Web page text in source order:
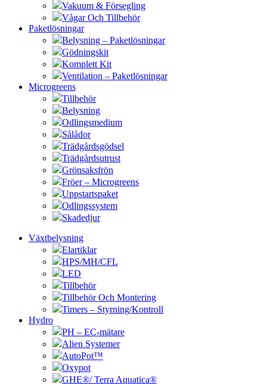
Vakuum & Försegling
Vågar Och Tillbehör
Paketlösningar
Belysning – Paketlösningar
Gödningskit
Komplett Kit
Ventilation – Paketlösningar
Microgreens
Tillbehör
Belysning
Odlingsmedium
Sålådor
Trädgårdsgödsel
Trädgårdsutrust
Grönsaksfrön
Fröer – Microgreens
Uppstartspaket
Odlingssystem
Skadedjur
Växtbelysning
Elartiklar
HPS/MH/CFL
LED
Tillbehör
Tillbehör Och Montering
Timers – Styrning/Kontroll
Hydro
PH – EC-mätare
Alien Systemer
AutoPot™
Oxypot
GHE®/ Terra Aquatica®